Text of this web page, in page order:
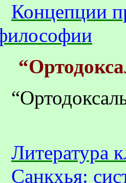
Концепции
Литература
Санкхья: